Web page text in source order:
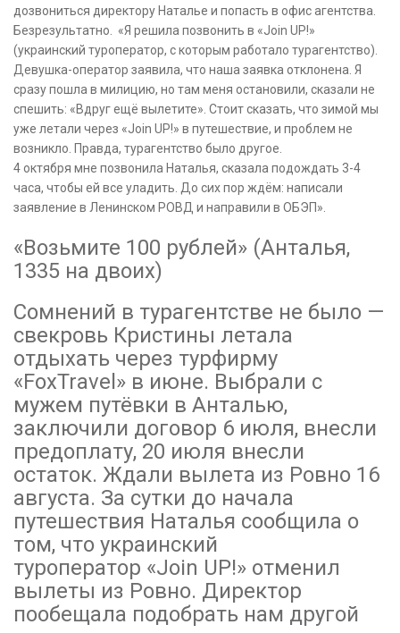
дозвониться директору Наталье и попасть в офис агентства.
Безрезультатно. «Я решила позвонить в «Join UP!»
(украинский туроператор, с которым работало турагентство).
Девушка-оператор заявила, что наша заявка отклонена. Я
сразу пошла в милицию, но там меня остановили, сказали не
спешить: «Вдруг ещё вылетите». Стоит сказать, что зимой мы
уже летали через «Join UP!» в путешествие, и проблем не
возникло. Правда, турагентство было другое.
4 октября мне позвонила Наталья, сказала подождать 3-4
часа, чтобы ей все уладить. До сих пор ждём: написали
заявление в Ленинском РОВД и направили в ОБЭП».
«Возьмите 100 рублей» (Анталья,
1335 на двоих)
Сомнений в турагентстве не было —
свекровь Кристины летала
отдыхать через турфирму
«FoxTravel» в июне. Выбрали с
мужем путёвки в Анталью,
заключили договор 6 июля, внесли
предоплату, 20 июля внесли
остаток. Ждали вылета из Ровно 16
августа. За сутки до начала
путешествия Наталья сообщила о
том, что украинский
туроператор «Join UP!» отменил
вылеты из Ровно. Директор
пообещала подобрать нам другой